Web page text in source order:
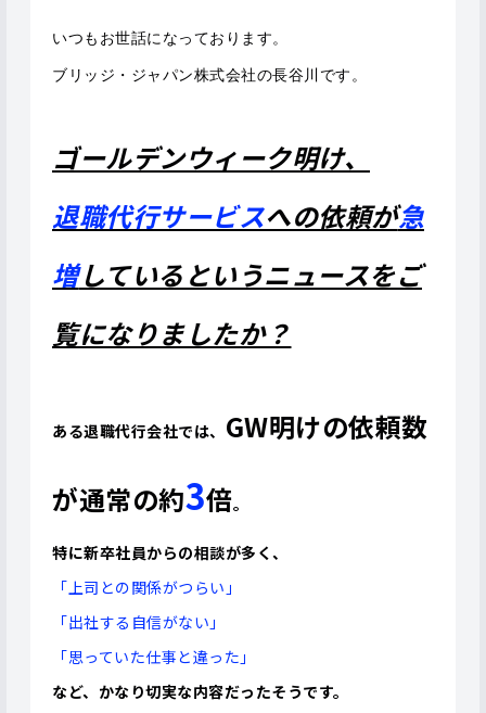
いつもお世話になっております。
ブリッジ・ジャパン株式会社の長谷川です。
ゴールデンウィーク明け、
退職代行サービスへの依頼が急
増しているというニュースをご
覧になりましたか？
ある退職代行会社では、 GW明けの依頼数
が通常の約3倍。
特に新卒社員からの相談が多く、
「上司との関係がつらい」
「出社する自信がない」
「思っていた仕事と違った」
など、かなり切実な内容だったそうです。